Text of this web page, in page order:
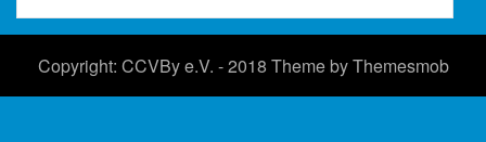
Copyright: CCVBy e.V. - 2018 Theme byThemesmob